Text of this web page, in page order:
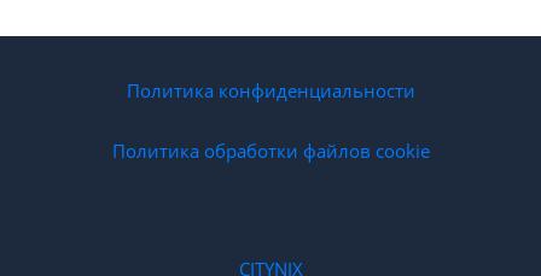
Политика конфиденциальности
Политика обработки файлов cookie
CITYNIX